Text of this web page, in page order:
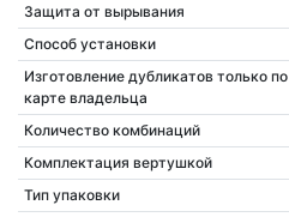
Защита от вырывания
Способ установки
Изготовление дубликатов только по
карте владельца
Количество комбинаций
Комплектация вертушкой
Тип упаковки